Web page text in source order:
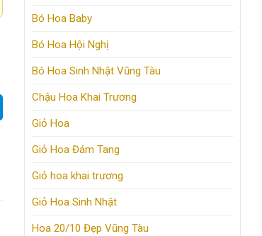
Bó Hoa Baby
Bó Hoa Hội Nghị
Bó Hoa Sinh Nhật Vũng Tàu
Chậu Hoa Khai Trương
Giỏ Hoa
Giỏ Hoa Đám Tang
Giỏ hoa khai trương
Giỏ Hoa Sinh Nhật
Hoa 20/10 Đẹp Vũng Tàu